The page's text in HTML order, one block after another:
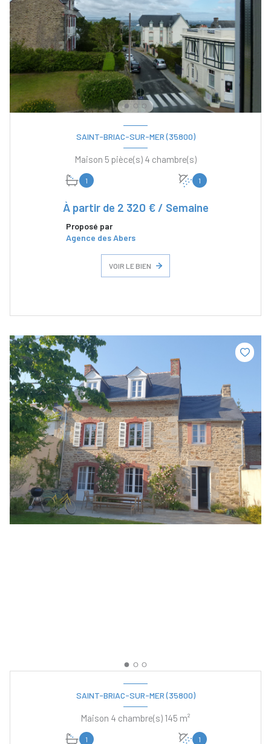
SAINT-BRIAC-SUR-MER (35800)
Maison 5 pièce(s) 4 chambre(s)
1 1
À partir de 2 320 € / Semaine
Proposé par
Agence des Abers
VOIR LE BIEN
SAINT-BRIAC-SUR-MER (35800)
Maison 4 chambre(s) 145 m²
1 1